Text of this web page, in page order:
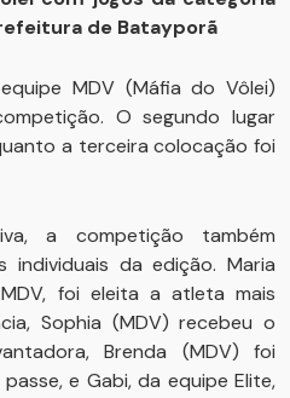
de Batayporã
MDV (Máfia do Vôlei)
O segundo lugar
a terceira colocação foi
a competição também
individuais da edição. Maria
foi eleita a atleta mais
Sophia (MDV) recebeu o
Brenda (MDV) foi
e Gabi, da equipe Elite,